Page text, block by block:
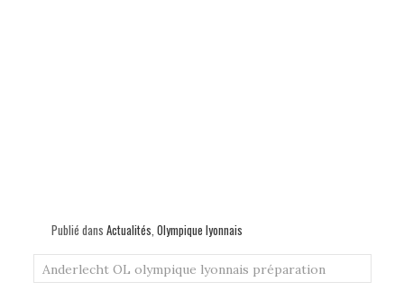
Publié dans Actualités, Olympique lyonnais
Anderlecht OL olympique lyonnais préparation